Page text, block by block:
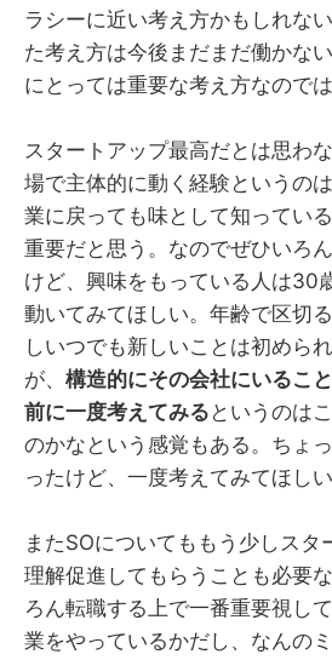
ラシーに近い考え方かもしれな
た考え方は今後まだまだ働かな
にとっては重要な考え方なので
スタートアップ最高だとは思わ
場で主体的に動く経験というの
業に戻っても味として知ってい
重要だと思う。なのでぜひいろ
けど、興味をもっている人は30
動いてみてほしい。年齢で区切
しいつでも新しいことは初めら
が、 構造的にその会社にいるこ
前に一度考えてみる というのは
のかなという感覚もある。ちょ
ったけど、一度考えてみてほしい
またSOについてももう少しスタ
理解促進してもらうことも必要
ろん転職する上で一番重要視し
業をやっているかだし、なんの